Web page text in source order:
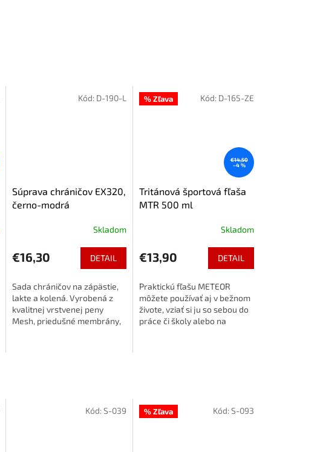
Súprava chráničov EX320,
černo-modrá
Skladom
€16,30 DETAIL
Sada chráničov na zápästie,
lakte a kolená. Vyrobená z
kvalitnej vrstvenej peny
Mesh, priedušné membrány,
Kód: D-190-L % Zľava
€14,50
–4 %
Tritánová športová fľaša
MTR 500 ml
Skladom
€13,90 DETAIL
Praktickú fľašu METEOR
môžete používať aj v bežnom
živote, vziať si ju so sebou do
práce či školy alebo na
Kód: D-165-ZE
Kód:S-039 % Zľava Kód:S-093